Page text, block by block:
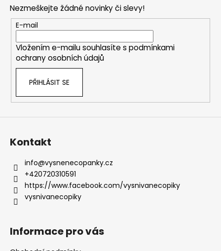
Nezmeškejte žádné novinky či slevy!
E-mail
Vložením e-mailu souhlasíte s podmínkami
ochrany osobních údajů
PŘIHLÁSIT SE
Kontakt
info@vysnenecopanky.cz
+420720310591
https://www.facebook.com/vysnivanecopiky
vysnivanecopiky
Informace pro vás